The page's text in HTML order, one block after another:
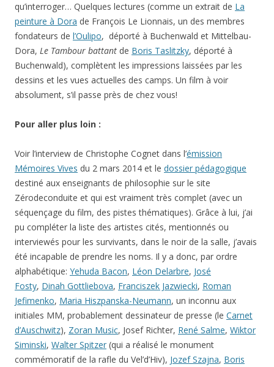
qu’interroger… Quelques lectures (comme un extrait de La
peinture à Dora de François Le Lionnais, un des membres
fondateurs de l’Oulipo, déporté à Buchenwald et Mittelbau-
Dora, Le Tambour battant de Boris Taslitzky, déporté à
Buchenwald), complètent les impressions laissées par les
dessins et les vues actuelles des camps. Un film à voir
absolument, s’il passe près de chez vous!
Pour aller plus loin :
Voir l’interview de Christophe Cognet dans l’émission
Mémoires Vives du 2 mars 2014 et le dossier pédagogique
destiné aux enseignants de philosophie sur le site
Zérodeconduite et qui est vraiment très complet (avec un
séquençage du film, des pistes thématiques). Grâce à lui, j’ai
pu compléter la liste des artistes cités, mentionnés ou
interviewés pour les survivants, dans le noir de la salle, j’avais
été incapable de prendre les noms. Il y a donc, par ordre
alphabétique: Yehuda Bacon, Léon Delarbre, José
Fosty, Dinah Gottliebova, Franciszek Jazwiecki, Roman
Jefimenko, Maria Hiszpanska-Neumann, un inconnu aux
initiales MM, probablement dessinateur de presse (le Carnet
d’Auschwitz), Zoran Music, Josef Richter, René Salme, Wiktor
Siminski, Walter Spitzer (qui a réalisé le monument
commémoratif de la rafle du Vel’d’Hiv), Jozef Szajna, Boris